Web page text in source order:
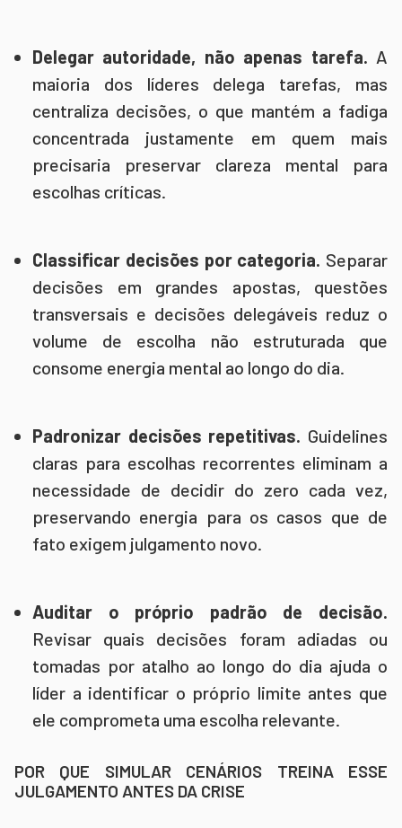
Delegar autoridade, não apenas tarefa. A
maioria dos líderes delega tarefas, mas
centraliza decisões, o que mantém a fadiga
concentrada justamente em quem mais
precisaria preservar clareza mental para
escolhas críticas.
Classificar decisões por categoria. Separar
decisões em grandes apostas, questões
transversais e decisões delegáveis reduz o
volume de escolha não estruturada que
consome energia mental ao longo do dia.
Padronizar decisões repetitivas. Guidelines
claras para escolhas recorrentes eliminam a
necessidade de decidir do zero cada vez,
preservando energia para os casos que de
fato exigem julgamento novo.
Auditar o próprio padrão de decisão.
Revisar quais decisões foram adiadas ou
tomadas por atalho ao longo do dia ajuda o
líder a identificar o próprio limite antes que
ele comprometa uma escolha relevante.
POR QUE SIMULAR CENÁRIOS TREINA ESSE
JULGAMENTO ANTES DA CRISE